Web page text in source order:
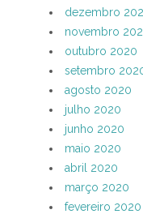
dezembro
novembro
outubro 2020
setembro
agosto 2020
julho 2020
junho 2020
maio 2020
abril 2020
março 2020
fevereiro 2020